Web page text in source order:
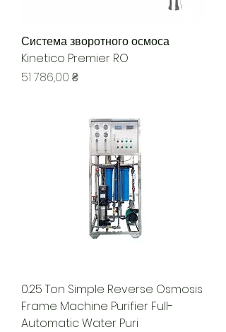
Система зворотного осмоса
Kinetico Premier RO
Ціна
51 786,00 ₴
0.25 Ton Simple Reverse Osmosis
Frame Machine Purifier Full-
Automatic Water Puri